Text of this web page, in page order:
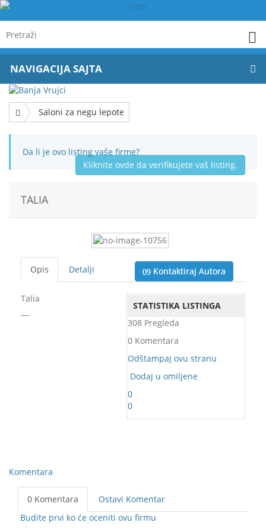
NAVIGACIJA SAJTA
Saloni za negu lepote
Da li je ovo listing vaše firme?
Kliknite ovde da verifikujete vaš listing.
TALIA
Kontaktiraj Autora
Opis Detalji
STATISTIKA LISTINGA
308 Pregleda
0 Komentara
Odštampaj ovu stranu
Dodaj u omiljene
0
0
Talia
—
Komentara
0 Komentara
Ostavi Komentar
Budite prvi ko će oceniti ovu firmu